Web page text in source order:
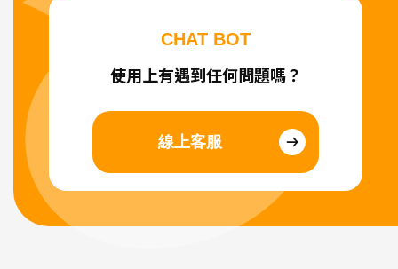
CHAT BOT
使用上有遇到任何問題嗎？
線上客服